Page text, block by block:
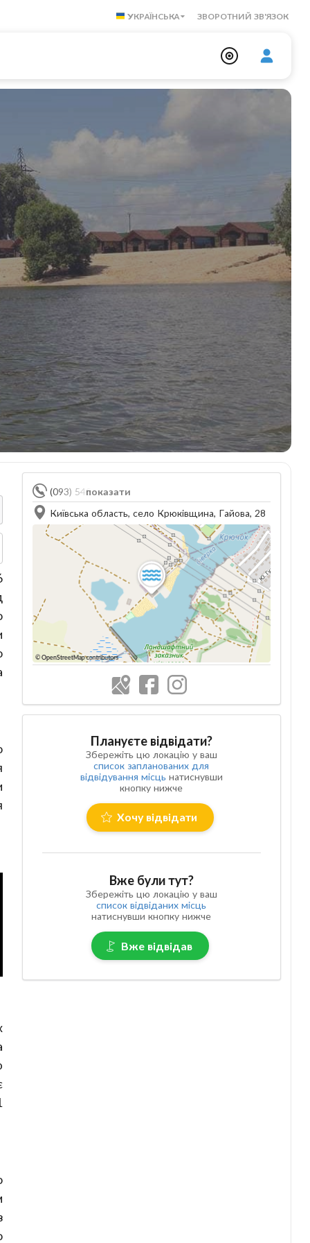
УКРАЇНСЬКА ЗВОРОТНИЙ ЗВ'ЯЗОК
показати
(093) 540-33-33
Київська область, село Крюківщина, Гайова, 28
Плануєте відвідати?
Збережіть цю локацію у ваш
список запланованих для
відвідування місць натиснувши
кнопку нижче
Хочу відвідати
Вже були тут?
Збережіть цю локацію у ваш
список відвіданих місць
натиснувши кнопку нижче
Вже відвідав